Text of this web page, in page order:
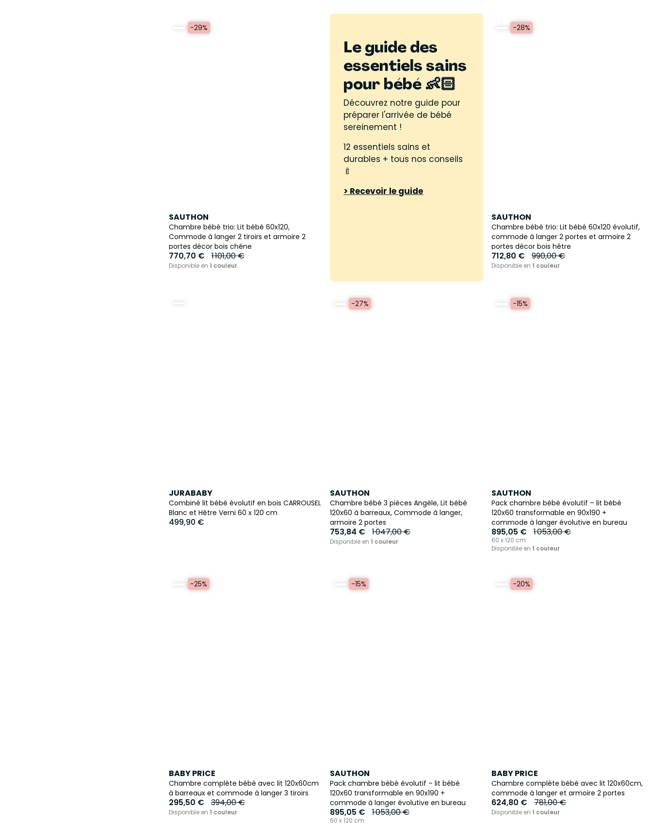
-29%
SAUTHON
Chambre bébé trio: Lit bébé 60x120,
Commode à langer 2 tiroirs et armoire 2
portes décor bois chêne
770,70 € 1 101,00 €
Disponible en 1 couleur
Le guide des
essentiels sains
pour bébé 👶🏻
Découvrez notre guide pour
préparer l'arrivée de bébé
sereinement !
12 essentiels sains et
durables + tous nos conseils
🍼
> Recevoir le guide
-28%
SAUTHON
Chambre bébé trio: Lit bébé 60x120 évolutif,
commode à langer 2 portes et armoire 2
portes décor bois hêtre
712,80 € 990,00 €
Disponible en 1 couleur
JURABABY
Combiné lit bébé évolutif en bois CARROUSEL
Blanc et Hêtre Verni 60 x 120 cm
499,90 €
-27%
SAUTHON
Chambre bébé 3 pièces Angèle, Lit bébé
120x60 à barreaux, Commode à langer,
armoire 2 portes
753,84 € 1 047,00 €
Disponible en 1 couleur
-15%
SAUTHON
Pack chambre bébé évolutif – lit bébé
120x60 transformable en 90x190 +
commode à langer évolutive en bureau
895,05 € 1 053,00 €
60 x 120 cm
Disponible en 1 couleur
-25%
BABY PRICE
Chambre complète bébé avec lit 120x60cm
à barreaux et commode à langer 3 tiroirs
295,50 € 394,00 €
Disponible en 1 couleur
-15%
SAUTHON
Pack chambre bébé évolutif – lit bébé
120x60 transformable en 90x190 +
commode à langer évolutive en bureau
895,05 € 1 053,00 €
60 x 120 cm
-20%
BABY PRICE
Chambre complète bébé avec lit 120x60cm,
commode à langer et armoire 2 portes
624,80 € 781,00 €
Disponible en 1 couleur